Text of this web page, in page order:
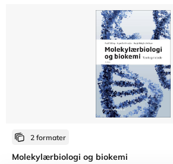
2 formater
Molekylærbiologi og biokemi